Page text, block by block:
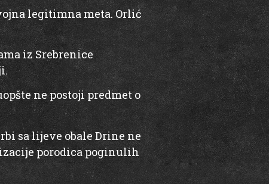
legitimna meta. Orlić
iz Srebrenice
ne postoji predmet o
sa lijeve obale Drine ne
porodica poginulih